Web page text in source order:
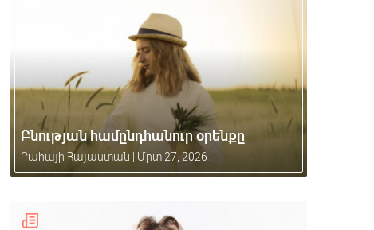
Բնության համընդհանուր օրենքը
Բահայի Հայաստան Մրտ 27, 2026